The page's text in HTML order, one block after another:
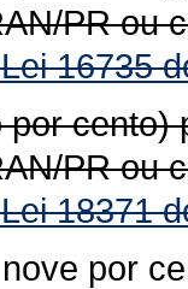
PR ou
16735
PR ou
18371
por